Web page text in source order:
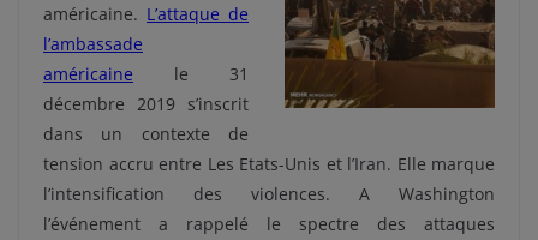
américaine. L’attaque de
l’ambassade
américaine le 31
décembre 2019 s’inscrit
dans un contexte de
tension accru entre Les Etats-Unis et l’Iran. Elle marque
l’intensification des violences. A Washington
l’événement a rappelé le spectre des attaques